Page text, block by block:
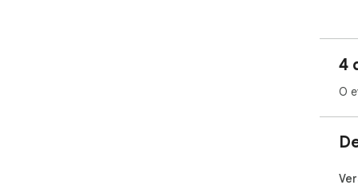
4
O